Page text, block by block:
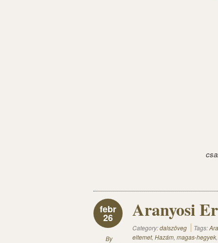
febr
26
By
Aranyosi
Category:dalszöveg Tags:
eltemet, Hazám, magas-hegyek